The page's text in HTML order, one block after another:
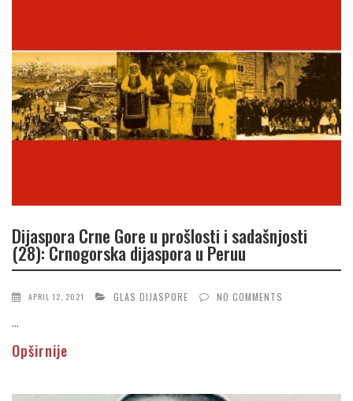
Dijaspora Crne Gore u prošlosti i sadašnjosti
(28): Crnogorska dijaspora u Peruu
APRIL 12, 2021 GLAS DIJASPORE NO COMMENTS
...
Opširnije